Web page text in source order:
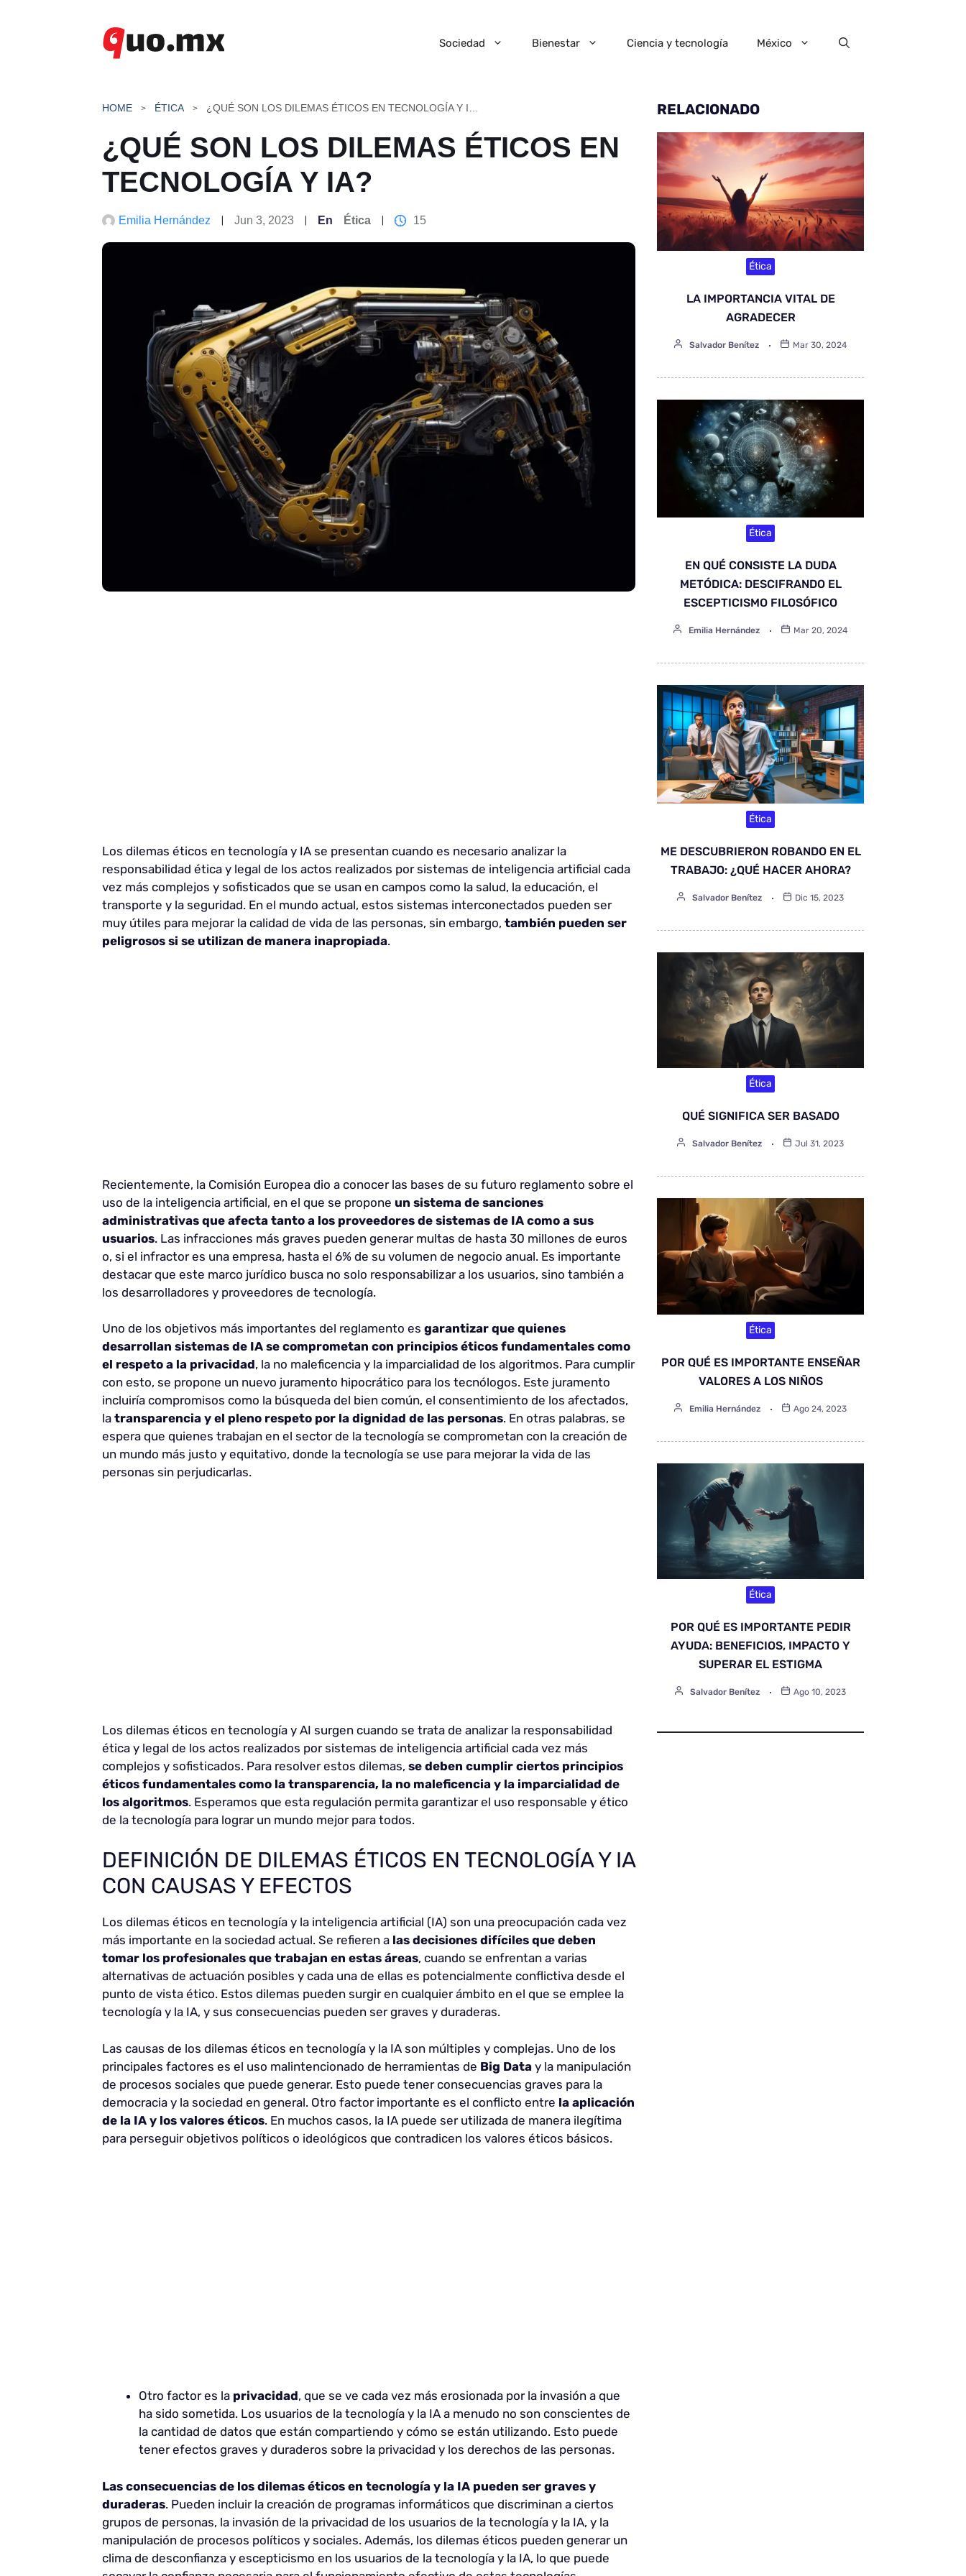
Sociedad Bienestar Ciencia y tecnología México
HOME ÉTICA
¿QUÉ SON LOS DILEMAS ÉTICOS EN
TECNOLOGÍA Y IA?
Emilia Hernández Jun 3, 2023 En Ética 15
Los dilemas éticos en tecnología y IA se presentan cuando es necesario analizar la
responsabilidad ética y legal de los actos realizados por sistemas de inteligencia artificial cada
vez más complejos y sofisticados que se usan en campos como la salud, la educación, el
transporte y la seguridad. En el mundo actual, estos sistemas interconectados pueden ser
muy útiles para mejorar la calidad de vida de las personas, sin embargo, también pueden ser
peligrosos si se utilizan de manera inapropiada.
Recientemente, la Comisión Europea dio a conocer las bases de su futuro reglamento sobre el
uso de la inteligencia artificial, en el que se propone un sistema de sanciones
administrativas que afecta tanto a los proveedores de sistemas de IA como a sus
usuarios. Las infracciones más graves pueden generar multas de hasta 30 millones de euros
o, si el infractor es una empresa, hasta el 6% de su volumen de negocio anual. Es importante
destacar que este marco jurídico busca no solo responsabilizar a los usuarios, sino también a
los desarrolladores y proveedores de tecnología.
Uno de los objetivos más importantes del reglamento es garantizar que quienes
desarrollan sistemas de IA se comprometan con principios éticos fundamentales como
el respeto a la privacidad, la no maleficencia y la imparcialidad de los algoritmos. Para cumplir
con esto, se propone un nuevo juramento hipocrático para los tecnólogos. Este juramento
incluiría compromisos como la búsqueda del bien común, el consentimiento de los afectados,
la transparencia y el pleno respeto por la dignidad de las personas. En otras palabras, se
espera que quienes trabajan en el sector de la tecnología se comprometan con la creación de
un mundo más justo y equitativo, donde la tecnología se use para mejorar la vida de las
personas sin perjudicarlas.
Los dilemas éticos en tecnología y AI surgen cuando se trata de analizar la responsabilidad
ética y legal de los actos realizados por sistemas de inteligencia artificial cada vez más
complejos y sofisticados. Para resolver estos dilemas, se deben cumplir ciertos principios
éticos fundamentales como la transparencia, la no maleficencia y la imparcialidad de
los algoritmos. Esperamos que esta regulación permita garantizar el uso responsable y ético
de la tecnología para lograr un mundo mejor para todos.
DEFINICIÓN DE DILEMAS ÉTICOS EN TECNOLOGÍA Y IA
CON CAUSAS Y EFECTOS
Los dilemas éticos en tecnología y la inteligencia artificial (IA) son una preocupación cada vez
más importante en la sociedad actual. Se refieren a las decisiones difíciles que deben
tomar los profesionales que trabajan en estas áreas, cuando se enfrentan a varias
alternativas de actuación posibles y cada una de ellas es potencialmente conflictiva desde el
punto de vista ético. Estos dilemas pueden surgir en cualquier ámbito en el que se emplee la
tecnología y la IA, y sus consecuencias pueden ser graves y duraderas.
Las causas de los dilemas éticos en tecnología y la IA son múltiples y complejas. Uno de los
principales factores es el uso malintencionado de herramientas de Big Data y la manipulación
de procesos sociales que puede generar. Esto puede tener consecuencias graves para la
democracia y la sociedad en general. Otro factor importante es el conflicto entre la aplicación
de la IA y los valores éticos. En muchos casos, la IA puede ser utilizada de manera ilegítima
para perseguir objetivos políticos o ideológicos que contradicen los valores éticos básicos.
Otro factor es la privacidad, que se ve cada vez más erosionada por la invasión a que
ha sido sometida. Los usuarios de la tecnología y la IA a menudo no son conscientes de
la cantidad de datos que están compartiendo y cómo se están utilizando. Esto puede
tener efectos graves y duraderos sobre la privacidad y los derechos de las personas.
Las consecuencias de los dilemas éticos en tecnología y la IA pueden ser graves y
duraderas. Pueden incluir la creación de programas informáticos que discriminan a ciertos
grupos de personas, la invasión de la privacidad de los usuarios de la tecnología y la IA, y la
manipulación de procesos políticos y sociales. Además, los dilemas éticos pueden generar un
clima de desconfianza y escepticismo en los usuarios de la tecnología y la IA, lo que puede
RELACIONADO
Ética
LA IMPORTANCIA VITAL DE
AGRADECER
Salvador Benítez Mar 30, 2024
Ética
EN QUÉ CONSISTE LA DUDA
METÓDICA: DESCIFRANDO EL
ESCEPTICISMO FILOSÓFICO
Emilia Hernández Mar 20, 2024
Ética
ME DESCUBRIERON ROBANDO EN EL
TRABAJO: ¿QUÉ HACER AHORA?
Salvador Benítez Dic 15, 2023
Ética
QUÉ SIGNIFICA SER BASADO
Salvador Benítez Jul 31, 2023
Ética
POR QUÉ ES IMPORTANTE ENSEÑAR
VALORES A LOS NIÑOS
Emilia Hernández Ago 24, 2023
Ética
POR QUÉ ES IMPORTANTE PEDIR
AYUDA: BENEFICIOS, IMPACTO Y
SUPERAR EL ESTIGMA
Salvador Benítez Ago 10, 2023